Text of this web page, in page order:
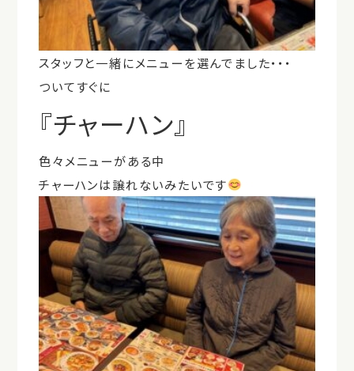
スタッフと一緒にメニューを選んでました・・・
ついてすぐに
『チャーハン』
色々メニューがある中
チャーハンは譲れないみたいです